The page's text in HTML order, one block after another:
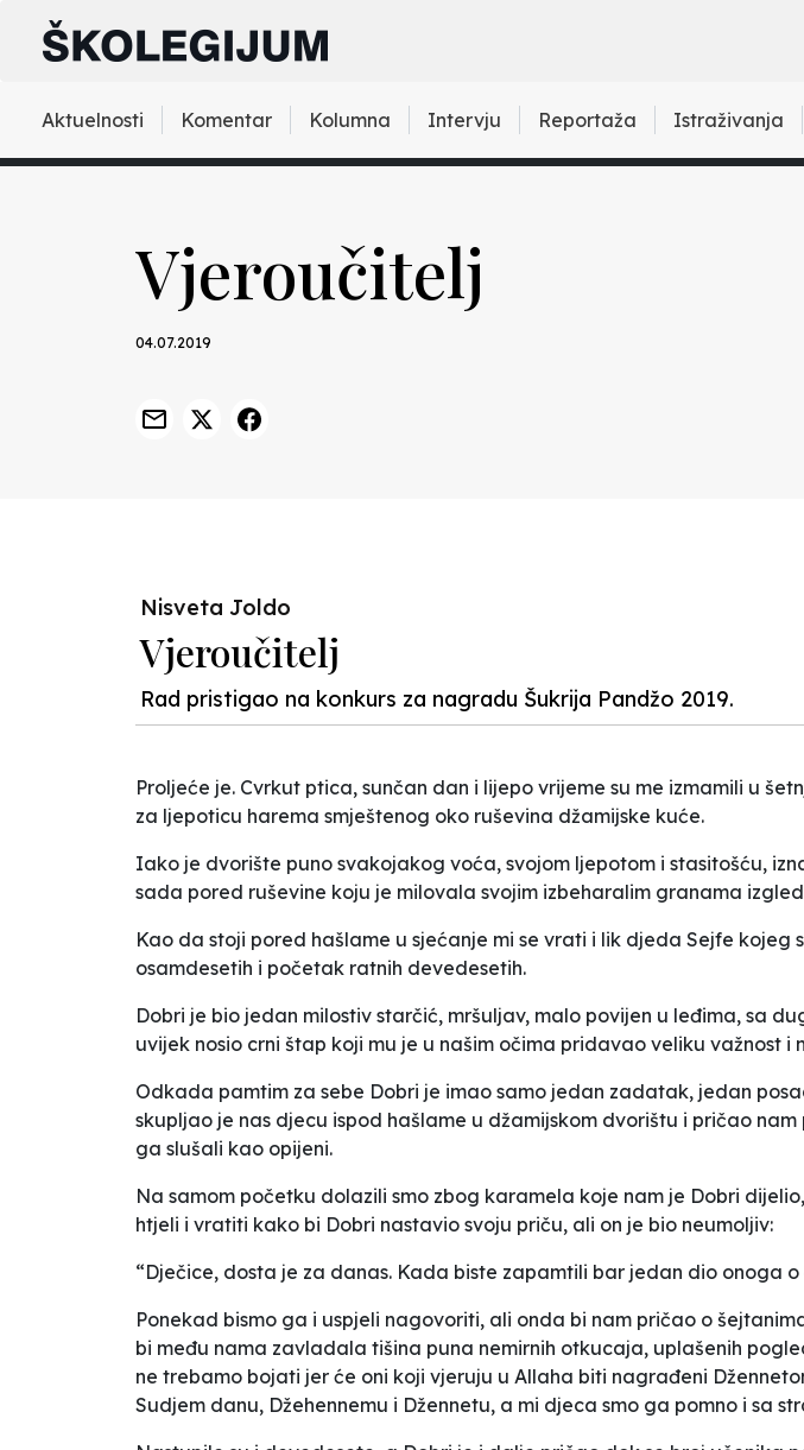
Aktuelnosti Komentar Kolumna Intervju Reportaža Istraživanja
Vjeroučitelj
04.07.2019
Nisveta Joldo
Vjeroučitelj
Rad pristigao na konkurs za nagradu Šukrija Pandžo 2019.
Proljeće je. Cvrkut ptica, sunčan dan i lijepo vrijeme su me izmamili u
za ljepoticu harema smještenog oko ruševina džamijske kuće.
Iako je dvorište puno svakojakog voća, svojom ljepotom i stasitošću,
sada pored ruševine koju je milovala svojim izbeharalim granama
Kao da stoji pored hašlame u sjećanje mi se vrati i lik djeda Sejfe
osamdesetih i početak ratnih devedesetih.
Dobri je bio jedan milostiv starčić, mršuljav, malo povijen u leđima, sa
uvijek nosio crni štap koji mu je u našim očima pridavao veliku važnost i
Odkada pamtim za sebe Dobri je imao samo jedan zadatak, jedan
skupljao je nas djecu ispod hašlame u džamijskom dvorištu i pričao
ga slušali kao opijeni.
Na samom početku dolazili smo zbog karamela koje nam je Dobri
htjeli i vratiti kako bi Dobri nastavio svoju priču, ali on je bio neumoljiv:
“Dječice, dosta je za danas. Kada biste zapamtili bar jedan dio onoga
Ponekad bismo ga i uspjeli nagovoriti, ali onda bi nam pričao o
bi među nama zavladala tišina puna nemirnih otkucaja, uplašenih
ne trebamo bojati jer će oni koji vjeruju u Allaha biti nagrađeni
Sudjem danu, Džehennemu i Džennetu, a mi djeca smo ga pomno i sa